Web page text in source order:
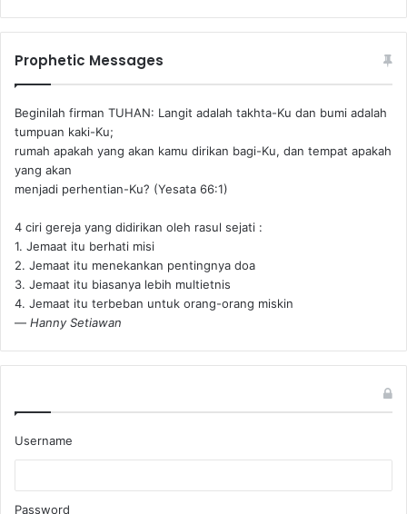
Prophetic Messages
Beginilah firman TUHAN: Langit adalah takhta-Ku dan bumi adalah
tumpuan kaki-Ku;
rumah apakah yang akan kamu dirikan bagi-Ku, dan tempat apakah
yang akan
menjadi perhentian-Ku? (Yesata 66:1) ‪
4 ciri gereja yang didirikan oleh rasul sejati :
1. Jemaat itu berhati misi
2. Jemaat itu menekankan pentingnya doa
3. Jemaat itu biasanya lebih multietnis
4. Jemaat itu terbeban untuk orang-orang miskin
— Hanny Setiawan
Username
Password